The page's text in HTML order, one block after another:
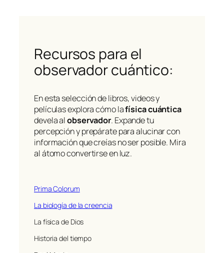
Recursos para el
observador cuántico:
En esta selección de libros, videos y
películas explora cómo lafísica cuántica
devela alobservador. Expande tu
percepción y prepárate para alucinar con
información que creías no ser posible. Mira
al átomo convertirse en luz.
Prima Colorum
La biología de la creencia
La física de Dios
Historia del tiempo